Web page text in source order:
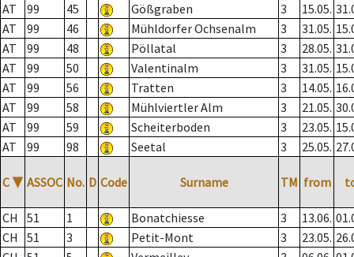
AT
99 45 Gößgraben 3 15.05.
AT
99 46 Mühldorfer Ochsenalm 3 31.05.
AT
99 48 Pöllatal 3 28.05.
AT
99 50 Valentinalm 3 31.05.
AT
99 56 Tratten 3 14.05.
AT
99 58 Mühlviertler Alm 3 21.05.
AT
99 59 Scheiterboden 3 23.05.
AT
99 98 Seetal 3 25.05.
C ▼ ASSOC No. D Code Surname TM from
CH 51 1 Bonatchiesse 3 13.06.
CH
51 3 Petit-Mont 3 23.05.